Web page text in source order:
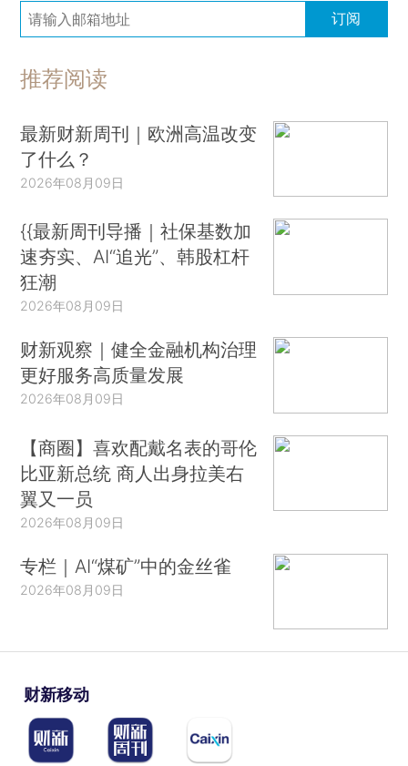
订阅
推荐阅读
最新财新周刊｜欧洲高温改变
了什么？
2026年08月09日
{{最新周刊导播｜社保基数加
速夯实、AI“追光”、韩股杠杆
狂潮
2026年08月09日
财新观察｜健全金融机构治理
更好服务高质量发展
2026年08月09日
【商圈】喜欢配戴名表的哥伦
比亚新总统 商人出身拉美右
翼又一员
2026年08月09日
专栏｜AI“煤矿”中的金丝雀
2026年08月09日
财新移动